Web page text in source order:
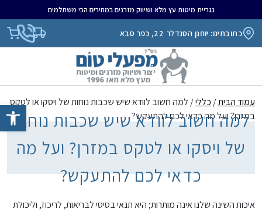
פתח סרגל
נגריית מיטות עץ מלא ושיווק מזרנים במחירים הכי משתלמים
כתובתינו: יוחנן הסנדלר 22, כפר סבא
עמוד הבית/ כללי/ למה חשוב לוודא שיש שכבות נוחות של ויסקו או לטקס
במזרן? ועל מה כדאי לכם להתעקש?
למה חשוב לוודא שיש שכבות נוחות
של ויסקו או לטקס במזרן? ועל מה
כדאי לכם להתעקש?
איכות השינה שלנו אינה מותרות; היא תנאי בסיסי לבריאות, לריכוז, וליכולת